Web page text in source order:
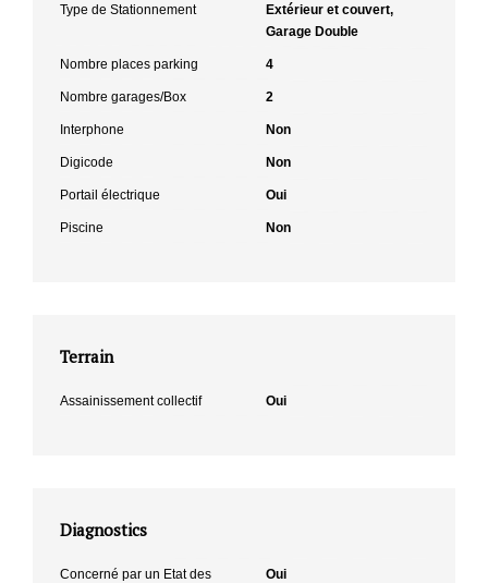
Type de Stationnement
Extérieur et couvert,
Garage Double
Nombre places parking 4
Nombre garages/Box 2
Interphone Non
Digicode Non
Portail électrique Oui
Piscine Non
Terrain
Assainissement collectif Oui
Diagnostics
Concerné par un Etat des
Oui